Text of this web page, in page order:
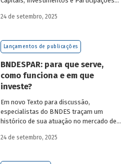
novas empresas investidas pela
Finanças e Gente e Gestão da Santa Clara
Agrociência Industrial, e Eduardo Couto,
importância da atuação de bancos de
desenvolvimento no mercado de capitais,
a nova estratégia do BNDES e os planos
24 de setembro, 2025
Lançamentos de publicações
BNDESPAR: para que serve,
como funciona e em que
investe?
Em novo Texto para discussão,
especialistas do BNDES traçam um
histórico de sua atuação no mercado de
atividade para o desenvolvimento e
investimentos da BNDESPAR.
24 de setembro, 2025